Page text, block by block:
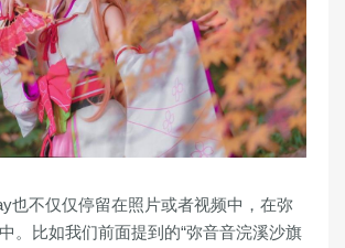
也不仅仅停留在照片或者视频中，在弥
。比如我们前面提到的“弥音音浣溪沙旗